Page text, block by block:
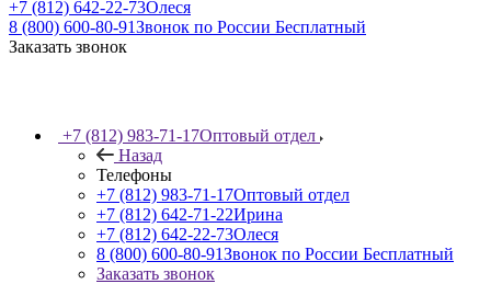
+7 (812) 642-22-73Олеся
8 (800) 600-80-91Звонок по России Бесплатный
Заказать звонок
+7 (812) 983-71-17Оптовый отдел
Назад
Телефоны
+7 (812) 983-71-17Оптовый отдел
+7 (812) 642-71-22Ирина
+7 (812) 642-22-73Олеся
8 (800) 600-80-91Звонок по России Бесплатный
Заказать звонок